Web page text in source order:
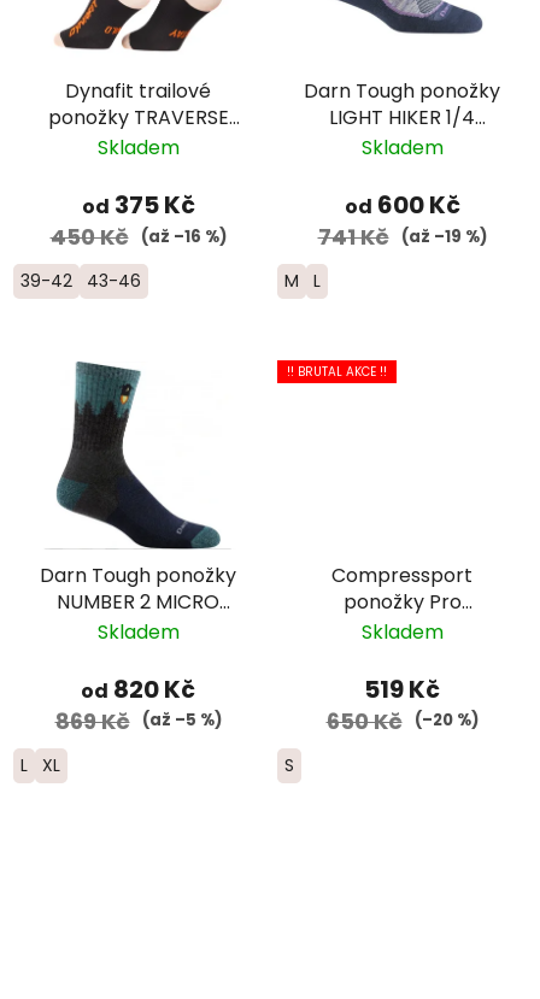
Dynafit trailové
ponožky TRAVERSE
CREW -
Skladem
od 375 Kč
450 Kč (až –16 %)
39-42 43-46
Darn Tough ponožky
LIGHT HIKER 1/4
Lightweight Merino -
modré/fialové
Skladem
od 600 Kč
741 Kč (až –19 %)
M L
Darn Tough ponožky
NUMBER 2 MICRO
CREW Midweight
zelené
Skladem
od 820 Kč
869 Kč (až –5 %)
L XL
!! BRUTAL AKCE !!
Compressport
ponožky Pro
Marathon -
Skladem
519 Kč
650 Kč (–20 %)
S